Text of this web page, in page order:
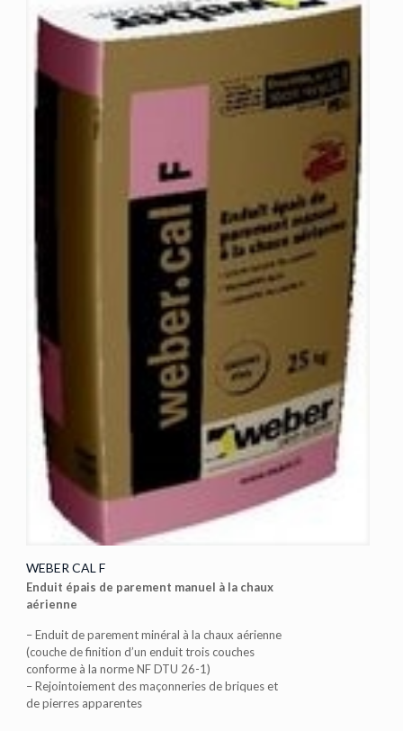
WEBER CAL F
Enduit épais de parement manuel à la chaux
aérienne
– Enduit de parement minéral à la chaux aérienne
(couche de finition d’un enduit trois couches
conforme à la norme NF DTU 26-1)
– Rejointoiement des maçonneries de briques et
de pierres apparentes